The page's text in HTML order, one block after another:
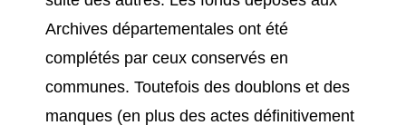
Archives départementales ont été
complétés par ceux conservés en
communes. Toutefois des doublons et des
manques (en plus des actes définitivement